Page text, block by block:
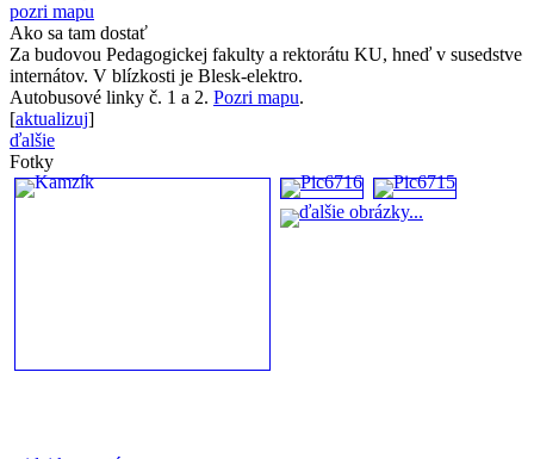
pozri mapu
Ako sa tam dostať
Za budovou Pedagogickej fakulty a rektorátu KU, hneď v susedstve
internátov. V blízkosti je Blesk-elektro.
Autobusové linky č. 1 a 2. Pozri mapu.
[aktualizuj]
ďalšie
Fotky